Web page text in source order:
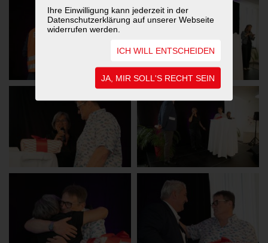
Ihre Einwilligung kann jederzeit in der
Datenschutzerklärung auf unserer Webseite
widerrufen werden.
ICH WILL ENTSCHEIDEN
JA, MIR SOLL'S RECHT SEIN